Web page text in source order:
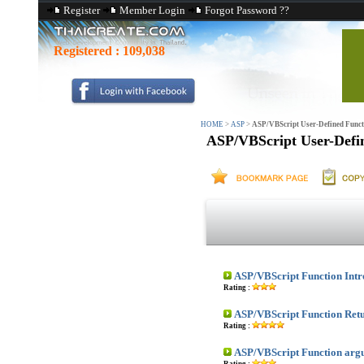
Register Member Login Forgot Password ??
Registered : 109,038
HOME > ASP > ASP/VBScript User-Defined
ASP/VBScript User-
ASP/VBScript Function
Rating :
ASP/VBScript Function
Rating :
ASP/VBScript Function